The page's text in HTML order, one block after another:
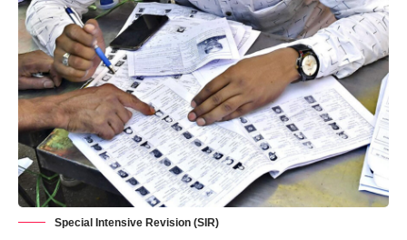
Special Intensive Revision (SIR)